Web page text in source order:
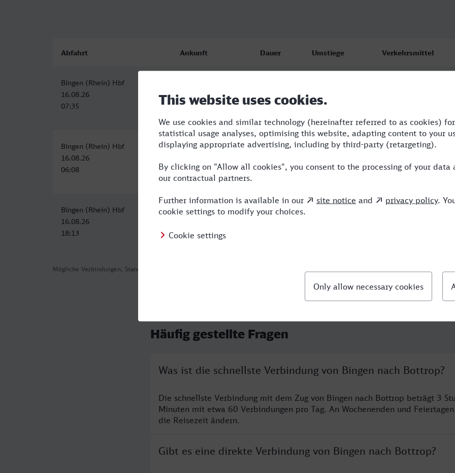
Mögliche Verbindungen, Stand: 2026-08-02 02:13
Abfahrt Ankunft Dauer Umstiege Verkehrsmittel
Bingen (Rhein) Hbf
16.08.26
07:35
16.08.26
10:43
Bingen (Rhein) Hbf
16.08.26
06:08
Bottrop Hbf
09:43
3:35 2 RRB,ICE
Bingen (Rhein) Hbf
16.08.26
18:13
Bottrop Hbf
21:43
3:30
Häufig gestellte Fragen
Was ist die schnellste Verbindung von Bingen nach Bottrop?
Die schnellste Verbindung mit dem Zug von Bingen nach Bottrop beträgt 3
Minuten mit etwa 60 Verbindungen pro Tag. An Wochenenden und
die Reisezeit ändern.
Gibt es eine direkte Verbindung von Bingen nach Bottrop?